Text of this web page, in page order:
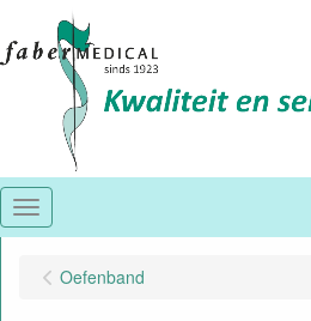
Menu
Oefenband